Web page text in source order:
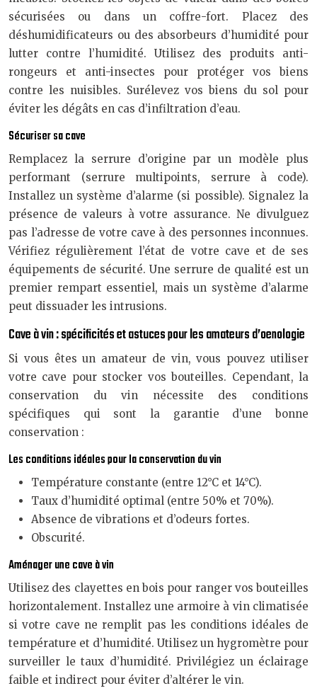
sécurisées ou dans un coffre-fort. Placez des
déshumidificateurs ou des absorbeurs d’humidité pour
lutter contre l’humidité. Utilisez des produits anti-
rongeurs et anti-insectes pour protéger vos biens
contre les nuisibles. Surélevez vos biens du sol pour
éviter les dégâts en cas d’infiltration d’eau.
Sécuriser sa cave
Remplacez la serrure d’origine par un modèle plus
performant (serrure multipoints, serrure à code).
Installez un système d’alarme (si possible). Signalez la
présence de valeurs à votre assurance. Ne divulguez
pas l’adresse de votre cave à des personnes inconnues.
Vérifiez régulièrement l’état de votre cave et de ses
équipements de sécurité. Une serrure de qualité est un
premier rempart essentiel, mais un système d’alarme
peut dissuader les intrusions.
Cave à vin : spécificités et astuces pour les amateurs d’oenologie
Si vous êtes un amateur de vin, vous pouvez utiliser
votre cave pour stocker vos bouteilles. Cependant, la
conservation du vin nécessite des conditions
spécifiques qui sont la garantie d’une bonne
conservation :
Les conditions idéales pour la conservation du vin
Température constante (entre 12°C et 14°C).
Taux d’humidité optimal (entre 50% et 70%).
Absence de vibrations et d’odeurs fortes.
Obscurité.
Aménager une cave à vin
Utilisez des clayettes en bois pour ranger vos bouteilles
horizontalement. Installez une armoire à vin climatisée
si votre cave ne remplit pas les conditions idéales de
température et d’humidité. Utilisez un hygromètre pour
surveiller le taux d’humidité. Privilégiez un éclairage
faible et indirect pour éviter d’altérer le vin.